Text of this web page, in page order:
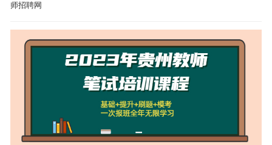
师招聘网